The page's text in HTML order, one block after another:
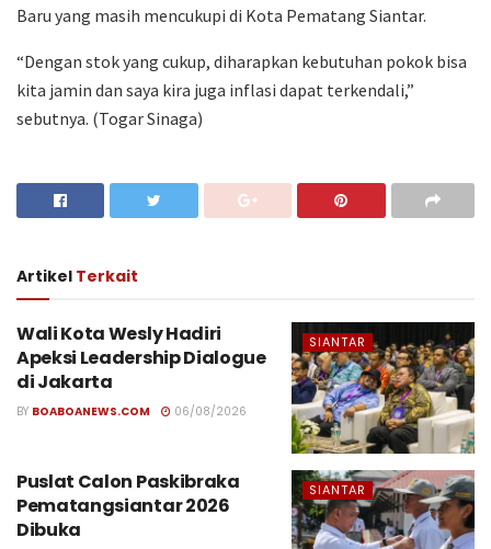
Baru yang masih mencukupi di Kota Pematang Siantar.
“Dengan stok yang cukup, diharapkan kebutuhan pokok bisa
kita jamin dan saya kira juga inflasi dapat terkendali,”
sebutnya. (Togar Sinaga)
Artikel Terkait
SIANTAR
Wali Kota Wesly Hadiri
Apeksi Leadership Dialogue
di Jakarta
BY BOABOANEWS.COM 06/08/2026
SIANTAR
Puslat Calon Paskibraka
Pematangsiantar 2026
Dibuka